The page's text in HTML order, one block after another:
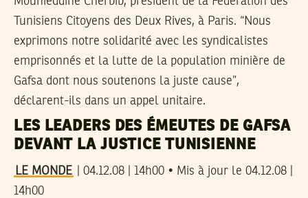
Tunisiens Citoyens des Deux Rives, à Paris. “Nous
exprimons notre solidarité avec les syndicalistes
emprisonnés et la lutte de la population minière de
Gafsa dont nous soutenons la juste cause”,
déclarent-ils dans un appel unitaire.
LES LEADERS DES ÉMEUTES DE GAFSA
DEVANT LA JUSTICE TUNISIENNE
LE MONDE
| 04.12.08 | 14h00 • Mis à jour le 04.12.08 |
14h00